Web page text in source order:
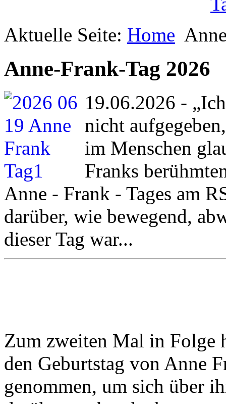
Aktuelle Seite: Home
Anne-Frank-Tag 2026
19.06.2026 -
nicht
im Menschen
Franks
Anne - Frank - Tages am
darüber, wie bewegend,
dieser Tag war...
Zum zweiten Mal in Folge
den Geburtstag von Anne
genommen, um sich über